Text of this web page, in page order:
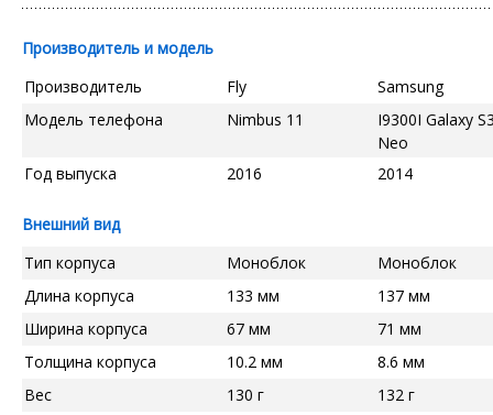
Производитель и модель
Производитель
Fly
Samsung
Модель телефона
Nimbus 11
I9300I Galaxy
Neo
Год выпуска
2016 2014
Внешний вид
Тип корпуса
Моноблок
Моноблок
Длина корпуса
133 мм
137 мм
Ширина корпуса
67 мм
71 мм
Толщина корпуса
10.2 мм
8.6 мм
Вес
130 г
132 г